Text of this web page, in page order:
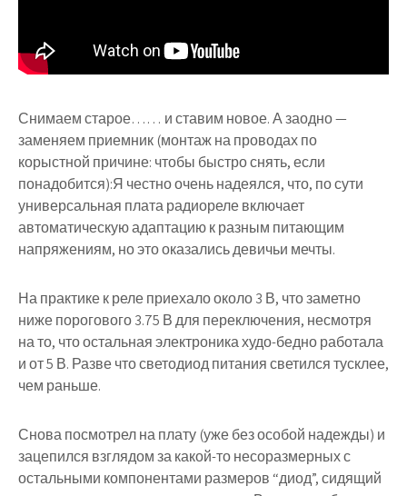
Снимаем старое…… и ставим новое. А заодно —
заменяем приемник (монтаж на проводах по
корыстной причине: чтобы быстро снять, если
понадобится):Я честно очень надеялся, что, по сути
универсальная плата радиореле включает
автоматическую адаптацию к разным питающим
напряжениям, но это оказались девичьи мечты.
На практике к реле приехало около 3 В, что заметно
ниже порогового 3.75 В для переключения, несмотря
на то, что остальная электроника худо-бедно работала
и от 5 В. Разве что светодиод питания светился тусклее,
чем раньше.
Снова посмотрел на плату (уже без особой надежды) и
зацепился взглядом за какой-то несоразмерных с
остальными компонентами размеров “диод”, сидящий